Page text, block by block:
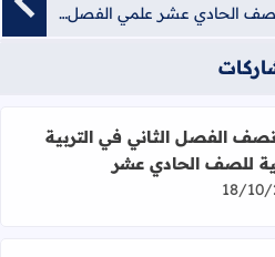
اختبار تكنولوجيا لشهر نوفمبر للصف الحادي عشر علمي الفصل الأول
نصف الفصل الثاني في التربية
نصف الفصل الثاني في التربية
للصف الحادي عشر
18/10/